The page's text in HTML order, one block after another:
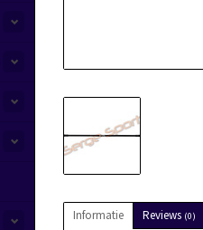
Informatie Reviews (0)